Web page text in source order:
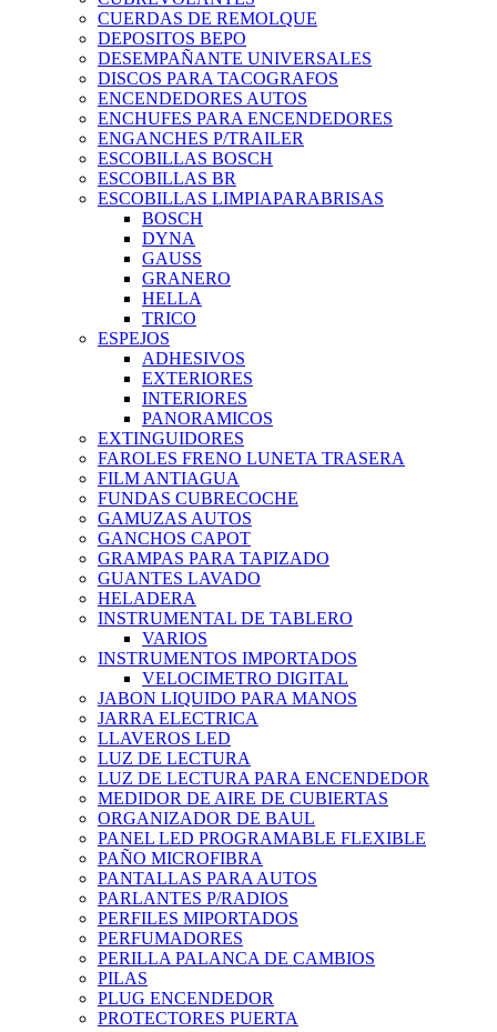
CUERDAS DE REMOLQUE
DEPOSITOS BEPO
DESEMPAÑANTE UNIVERSALES
DISCOS PARA TACOGRAFOS
ENCENDEDORES AUTOS
ENCHUFES PARA ENCENDEDORES
ENGANCHES P/TRAILER
ESCOBILLAS BOSCH
ESCOBILLAS BR
ESCOBILLAS LIMPIAPARABRISAS
BOSCH
DYNA
GAUSS
GRANERO
HELLA
TRICO
ESPEJOS
ADHESIVOS
EXTERIORES
INTERIORES
PANORAMICOS
EXTINGUIDORES
FAROLES FRENO LUNETA TRASERA
FILM ANTIAGUA
FUNDAS CUBRECOCHE
GAMUZAS AUTOS
GANCHOS CAPOT
GRAMPAS PARA TAPIZADO
GUANTES LAVADO
HELADERA
INSTRUMENTAL DE TABLERO
VARIOS
INSTRUMENTOS IMPORTADOS
VELOCIMETRO DIGITAL
JABON LIQUIDO PARA MANOS
JARRA ELECTRICA
LLAVEROS LED
LUZ DE LECTURA
LUZ DE LECTURA PARA ENCENDEDOR
MEDIDOR DE AIRE DE CUBIERTAS
ORGANIZADOR DE BAUL
PANEL LED PROGRAMABLE FLEXIBLE
PAÑO MICROFIBRA
PANTALLAS PARA AUTOS
PARLANTES P/RADIOS
PERFILES MIPORTADOS
PERFUMADORES
PERILLA PALANCA DE CAMBIOS
PILAS
PLUG ENCENDEDOR
PROTECTORES PUERTA